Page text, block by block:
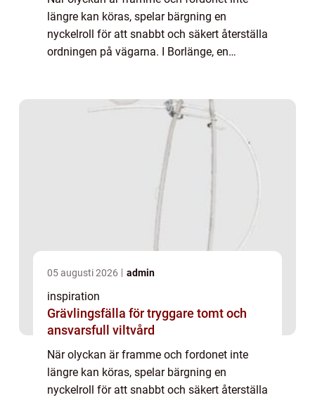
längre kan köras, spelar bärgning en
nyckelroll för att snabbt och säkert återställa
ordningen på vägarna. I Borlänge, en
05 augusti 2026 admin
inspiration
Grävlingsfälla för tryggare tomt och
ansvarsfull viltvård
När olyckan är framme och fordonet inte
längre kan köras, spelar bärgning en
nyckelroll för att snabbt och säkert återställa